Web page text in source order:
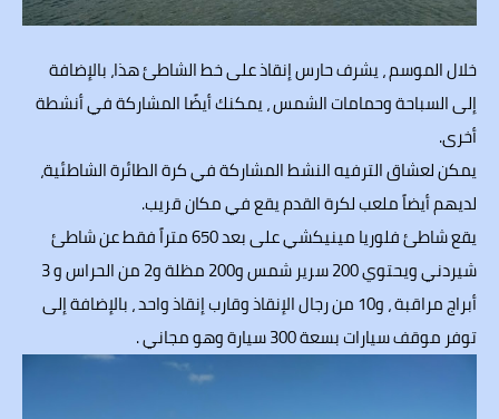
خلال الموسم ، يشرف حارس إنقاذ على خط الشاطئ هذا، بالإضافة
إلى السباحة وحمامات الشمس ، يمكنك أيضًا المشاركة في أنشطة
أخرى.
يمكن لعشاق الترفيه النشط المشاركة في كرة الطائرة الشاطئية،
لديهم أيضاً ملعب لكرة القدم يقع في مكان قريب.
يقع شاطئ فلوريا مينيكشي على بعد 650 متراً فقط عن شاطئ
شيردني ويحتوي 200 سرير شمس و200 مظلة و2 من الحراس و 3
أبراج مراقبة ، و10 من رجال الإنقاذ وقارب إنقاذ واحد ، بالإضافة إلى
توفر موقف سيارات بسعة 300 سيارة وهو مجاني .